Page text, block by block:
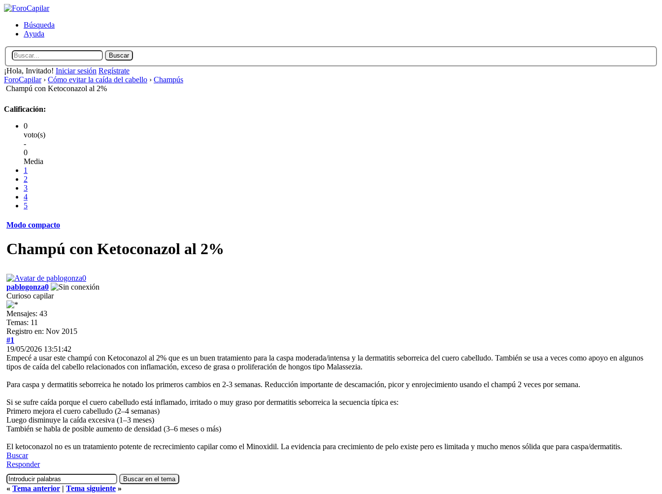
Búsqueda
Ayuda
¡Hola, Invitado! Iniciar sesión Regístrate
ForoCapilar› Cómo evitar la caída del cabello › Champús
Champú con Ketoconazol al 2%
Calificación:
0
voto(s)
-
0
Media
1
2
3
4
5
Modo compacto
Champú con Ketoconazol al 2%
pablogonza0
Curioso capilar
Mensajes: 43
Temas: 11
Registro en: Nov 2015
#1
19/05/2026 13:51:42
Empecé a usar este champú con Ketoconazol al 2% que es un buen tratamiento para la caspa moderada/intensa y la dermatitis seborreica del cuero cabelludo. También se usa a veces como apoyo en algunos
tipos de caída del cabello relacionados con inflamación, exceso de grasa o proliferación de hongos tipo Malassezia.
Para caspa y dermatitis seborreica he notado los primeros cambios en 2-3 semanas. Reducción importante de descamación, picor y enrojecimiento usando el champú 2 veces por semana.
Si se sufre caída porque el cuero cabelludo está inflamado, irritado o muy graso por dermatitis seborreica la secuencia típica es:
Primero mejora el cuero cabelludo (2–4 semanas)
Luego disminuye la caída excesiva (1–3 meses)
También se habla de posible aumento de densidad (3–6 meses o más)
El ketoconazol no es un tratamiento potente de recrecimiento capilar como el Minoxidil. La evidencia para crecimiento de pelo existe pero es limitada y mucho menos sólida que para caspa/dermatitis.
Buscar
Responder
« Tema anterior | Tema siguiente »